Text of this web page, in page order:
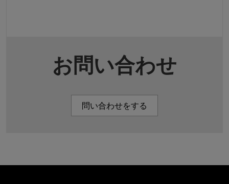
お問い合わせ
問い合わせをする